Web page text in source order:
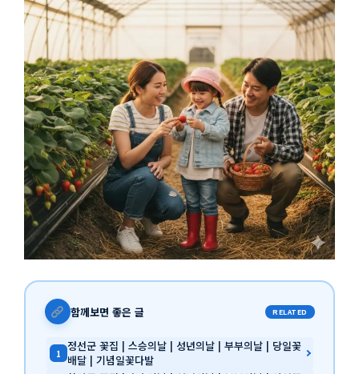
함께보면 좋은 글 RELATED
1 정선군 꽃집 | 스승의날 | 성년의날 | 부부의날 | 당일꽃
배달 | 기념일꽃다발